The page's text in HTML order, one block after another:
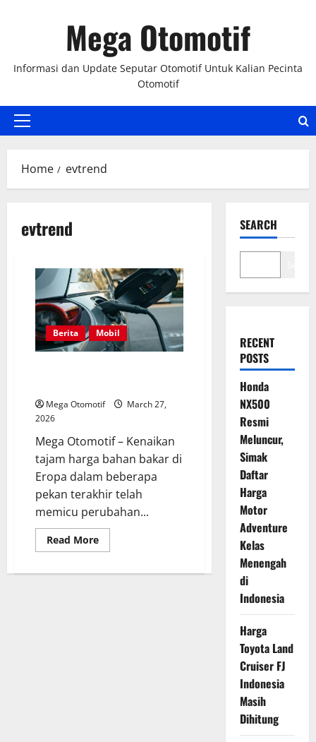
Mega Otomotif
Informasi dan Update Seputar Otomotif Untuk Kalian Pecinta
Otomotif
Primary
Home evtrend
evtrend
Berita Mobil
Mega Otomotif
March 27,
2026
Mega Otomotif – Kenaikan
tajam harga bahan bakar di
Eropa dalam beberapa
pekan terakhir telah
memicu perubahan...
Read MoreRead
more
Konflik
SEARCH
RECENT
POSTS
Honda
NX500
Resmi
Meluncur,
Simak
Daftar
Harga
Motor
Adventure
Kelas
Menengah
di
Indonesia
Harga
Toyota Land
Cruiser FJ
Indonesia
Masih
Dihitung